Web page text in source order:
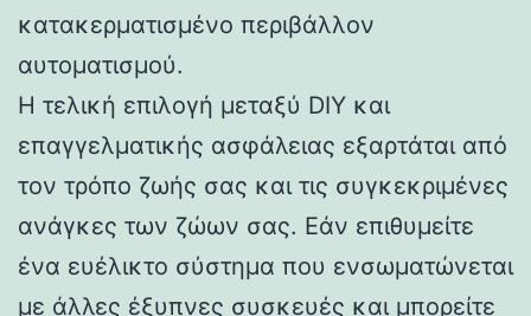
κατακερματισμένο περιβάλλον
αυτοματισμού.
Η τελική επιλογή μεταξύ DIY και
επαγγελματικής ασφάλειας εξαρτάται από
τον τρόπο ζωής σας και τις συγκεκριμένες
ανάγκες των ζώων σας. Εάν επιθυμείτε
ένα ευέλικτο σύστημα που ενσωματώνεται
με άλλες έξυπνες συσκευές και μπορείτε